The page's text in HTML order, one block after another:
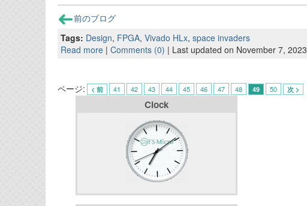
前のブログ
Tags: Design, FPGA, Vivado HLx, space invaders
Read more | Comments (0) | Last updated on November 7, 2023
ページ: < 前 41 42 43 44 45 46 47 48 49 50 次 >
Clock